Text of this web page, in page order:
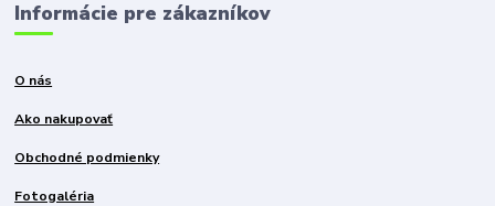
Informácie pre zákazníkov
O nás
Ako nakupovať
Obchodné podmienky
Fotogaléria